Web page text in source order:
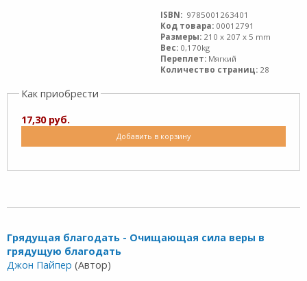
ISBN: 9785001263401
Код товара: 00012791
Размеры: 210 x 207 x 5 mm
Вес: 0,170kg
Переплет: Мягкий
Количество страниц: 28
Как приобрести
17,30 руб.
Добавить в корзину
Грядущая благодать - Очищающая сила веры в
грядущую благодать
Джон Пайпер (Автор)